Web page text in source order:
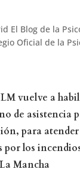
El Blog de la
Oficial de la
vuelve a
de asistencia
para
por los
Mancha